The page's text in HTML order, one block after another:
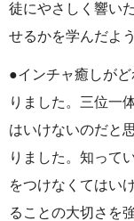
徒にやさしく響い
せるかを学んだよ
●インチャ癒しが
りました。三位一
はいけないのだと
りました。知って
をつけなくてはい
ることの大切さを